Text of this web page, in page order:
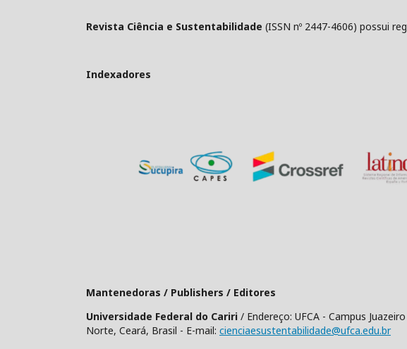
Revista Ciência e Sustentabilidade (ISSN nº 2447-4606) possui
Indexadores
Mantenedoras / Publishers / Editores
Universidade Federal do Cariri / Endereço: UFCA - Campus
Norte, Ceará, Brasil - E-mail: cienciaesustentabilidade@ufca.edu.br